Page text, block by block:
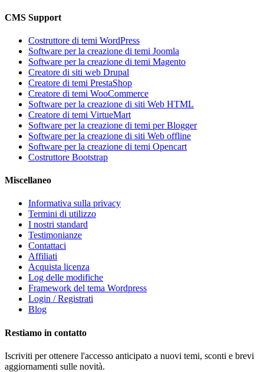
CMS Support
Costruttore di temi WordPress
Software per la creazione di temi Joomla
Software per la creazione di temi Magento
Creatore di siti web Drupal
Creatore di temi PrestaShop
Creatore di temi WooCommerce
Software per la creazione di siti Web HTML
Creatore di temi VirtueMart
Software per la creazione di temi per Blogger
Software per la creazione di siti Web offline
Software per la creazione di temi Opencart
Costruttore Bootstrap
Miscellaneo
Informativa sulla privacy
Termini di utilizzo
I nostri standard
Testimonianze
Contattaci
Affiliati
Acquista licenza
Log delle modifiche
Framework del tema Wordpress
Login / Registrati
Blog
Restiamo in contatto
Iscriviti per ottenere l'accesso anticipato a nuovi temi, sconti e brevi
aggiornamenti sulle novità.